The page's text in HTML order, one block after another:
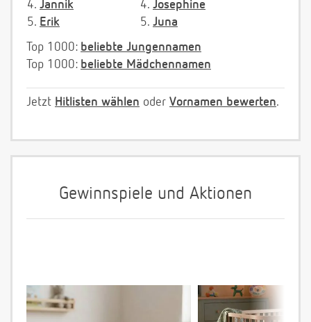
4. Jannik
5. Erik
4. Josephine
5. Juna
Top 1000: beliebte Jungennamen
Top 1000: beliebte Mädchennamen
Jetzt Hitlisten wählen oder Vornamen bewerten.
Gewinnspiele und Aktionen